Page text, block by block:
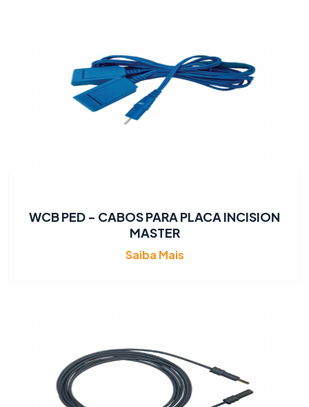
WCB PED - CABOS PARA PLACA INCISION
MASTER
Saiba Mais